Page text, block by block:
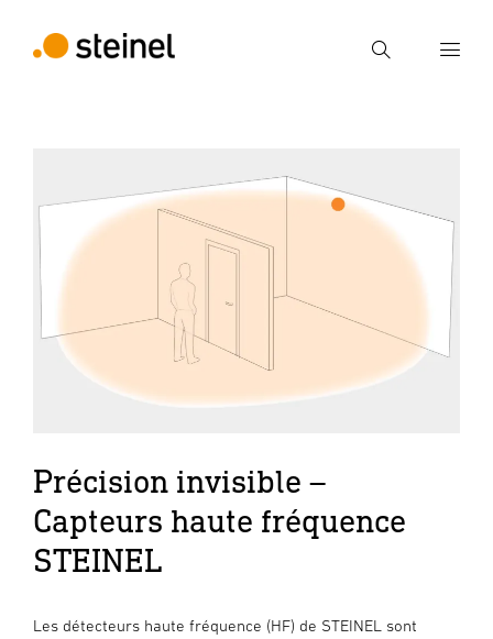
Recherche
Précision invisible –
Capteurs haute fréquence
STEINEL
Les détecteurs haute fréquence (HF) de STEINEL sont